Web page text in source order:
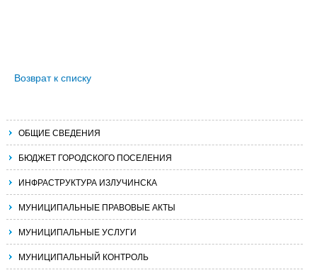
Возврат к списку
ОБЩИЕ СВЕДЕНИЯ
БЮДЖЕТ ГОРОДСКОГО ПОСЕЛЕНИЯ
ИНФРАСТРУКТУРА ИЗЛУЧИНСКА
МУНИЦИПАЛЬНЫЕ ПРАВОВЫЕ АКТЫ
МУНИЦИПАЛЬНЫЕ УСЛУГИ
МУНИЦИПАЛЬНЫЙ КОНТРОЛЬ